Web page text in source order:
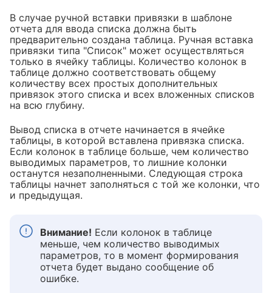
В случае ручной вставки привязки в шаблоне
отчета для ввода списка должна быть
предварительно создана таблица. Ручная вставка
привязки типа "Список" может осуществляться
только в ячейку таблицы. Количество колонок в
таблице должно соответствовать общему
количеству всех простых дополнительных
привязок этого списка и всех вложенных списков
на всю глубину.
Вывод списка в отчете начинается в ячейке
таблицы, в которой вставлена привязка списка.
Если колонок в таблице больше, чем количество
выводимых параметров, то лишние колонки
останутся незаполненными. Следующая строка
таблицы начнет заполняться с той же колонки, что
и предыдущая.
Внимание! Если колонок в таблице
меньше, чем количество выводимых
параметров, то в момент формирования
отчета будет выдано сообщение об
ошибке.